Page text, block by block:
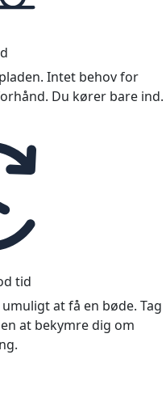
Intet behov for
Du kører bare ind.
tid
at få en bøde. Tag
at bekymre dig om